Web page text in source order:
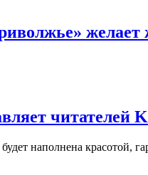
желает
читателей
наполнена красотой,